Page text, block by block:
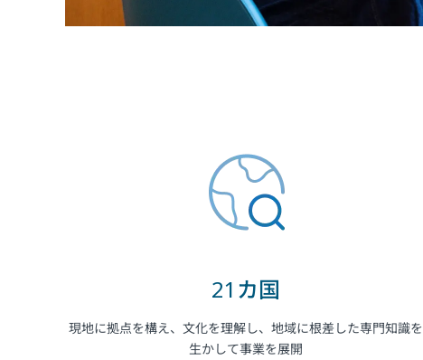
21カ国
現地に拠点を構え、文化を理解し、地域に根差した専門知識を
生かして事業を展開